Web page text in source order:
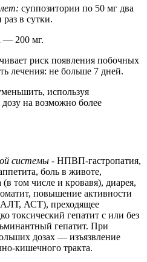
суппозитории по 50 мг два
в сутки.
— 200 мг.
риск появления побочных
лечения: не больше 7 дней.
используя
на возможно более
системы - НПВП-гастропатия,
боль в животе,
том числе и кровавя), диарея,
повышение активности
АСТ), преходящее
токсический гепатит с или без
гепатит. При
дозах — изъязвление
кишечного тракта.